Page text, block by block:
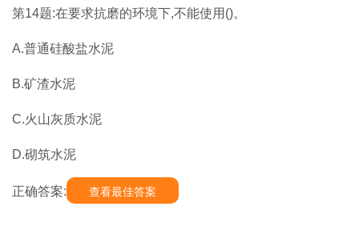
第14题:在要求抗磨的环境下,不能使用()。
A.普通硅酸盐水泥
B.矿渣水泥
C.火山灰质水泥
D.砌筑水泥
正确答案: 查看最佳答案